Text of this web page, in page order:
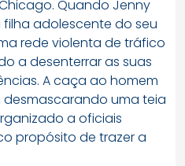
Quando Jenny
filha adolescente do seu
rede violenta de tráfico
a desenterrar as suas
A caça ao homem
uma teia
a oficiais
propósito de trazer a